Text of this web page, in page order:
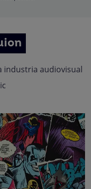
industria audiovisual